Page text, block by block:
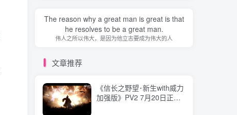
《信长之野望･新生with威力
为营造最佳测试环境 免费合
作游戏《第一后裔》跨平台
公测延期至9月
The reason why a great man is great is that
he resolves to be a great man.
伟人之所以伟大，是因为他立志要成为伟大的人
文章推荐
《信长之野望･新生with威力
加强版》PV2 7月20日正式